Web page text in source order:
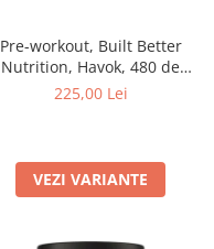
Pre-workout, Built Better
Nutrition, Havok, 480 de
grame, pudra
225,00 Lei
VEZI VARIANTE